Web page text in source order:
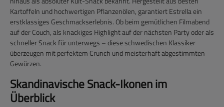
Kartoffeln und hochwertigen Pflanzenölen, garantiert Estrella ein
erstklassiges Geschmackserlebnis. Ob beim gemütlichen Filmabend
auf der Couch, als knackiges Highlight auf der nächsten Party oder als
schneller Snack für unterwegs – diese schwedischen Klassiker
überzeugen mit perfektem Crunch und meisterhaft abgestimmten
Gewürzen.
Skandinavische Snack-Ikonen im
Überblick